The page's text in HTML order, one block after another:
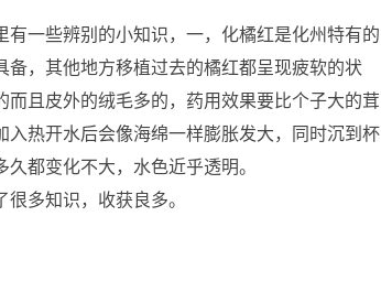
一些辨别的小知识，一，化橘红是化州特有的
，其他地方移植过去的橘红都呈现疲软的状
且皮外的绒毛多的，药用效果要比个子大的茸
热开水后会像海绵一样膨胀发大，同时沉到杯
都变化不大，水色近乎透明。
多知识，收获良多。